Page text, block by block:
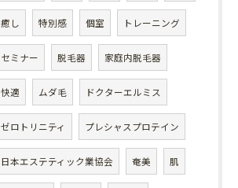
癒し 特別感 個室 トレーニング
セミナー 脱毛器 家庭内脱毛器
快適 ムダ毛 ドクターエルミス
ゼロトリニティ プレシャスプロテイン
日本エステティック業協会 奄美 肌